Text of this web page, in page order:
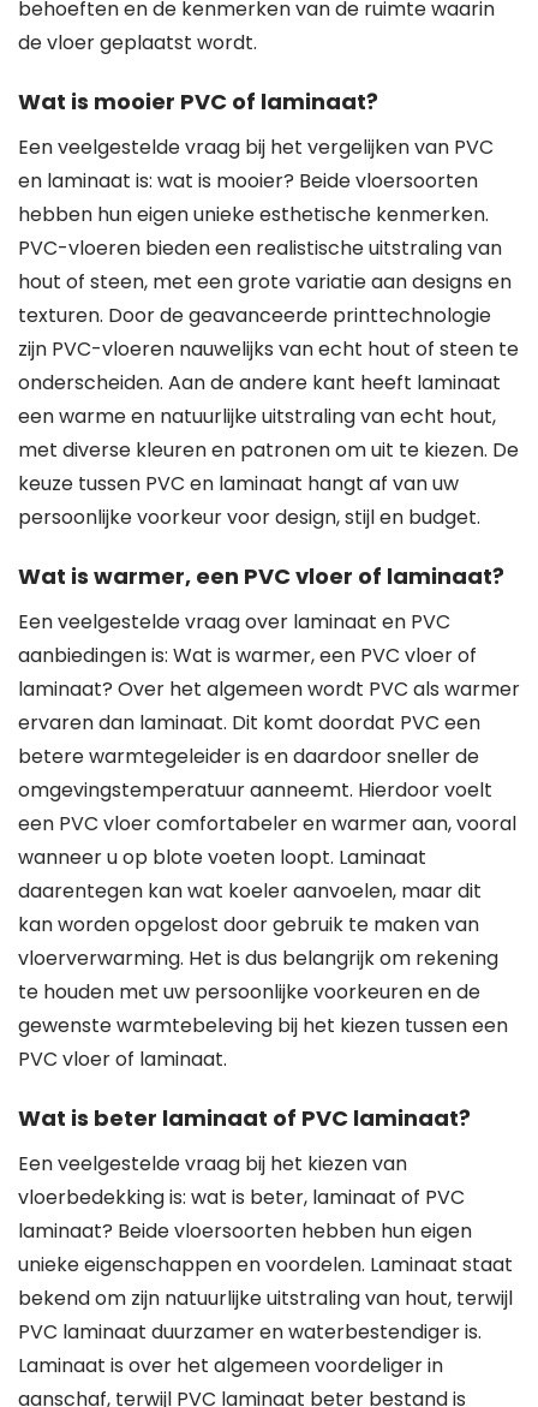
behoeften en de kenmerken van de ruimte waarin
de vloer geplaatst wordt.
Wat is mooier PVC of laminaat?
Een veelgestelde vraag bij het vergelijken van PVC
en laminaat is: wat is mooier? Beide vloersoorten
hebben hun eigen unieke esthetische kenmerken.
PVC-vloeren bieden een realistische uitstraling van
hout of steen, met een grote variatie aan designs en
texturen. Door de geavanceerde printtechnologie
zijn PVC-vloeren nauwelijks van echt hout of steen te
onderscheiden. Aan de andere kant heeft laminaat
een warme en natuurlijke uitstraling van echt hout,
met diverse kleuren en patronen om uit te kiezen. De
keuze tussen PVC en laminaat hangt af van uw
persoonlijke voorkeur voor design, stijl en budget.
Wat is warmer, een PVC vloer of laminaat?
Een veelgestelde vraag over laminaat en PVC
aanbiedingen is: Wat is warmer, een PVC vloer of
laminaat? Over het algemeen wordt PVC als warmer
ervaren dan laminaat. Dit komt doordat PVC een
betere warmtegeleider is en daardoor sneller de
omgevingstemperatuur aanneemt. Hierdoor voelt
een PVC vloer comfortabeler en warmer aan, vooral
wanneer u op blote voeten loopt. Laminaat
daarentegen kan wat koeler aanvoelen, maar dit
kan worden opgelost door gebruik te maken van
vloerverwarming. Het is dus belangrijk om rekening
te houden met uw persoonlijke voorkeuren en de
gewenste warmtebeleving bij het kiezen tussen een
PVC vloer of laminaat.
Wat is beter laminaat of PVC laminaat?
Een veelgestelde vraag bij het kiezen van
vloerbedekking is: wat is beter, laminaat of PVC
laminaat? Beide vloersoorten hebben hun eigen
unieke eigenschappen en voordelen. Laminaat staat
bekend om zijn natuurlijke uitstraling van hout, terwijl
PVC laminaat duurzamer en waterbestendiger is.
Laminaat is over het algemeen voordeliger in
aanschaf, terwijl PVC laminaat beter bestand is